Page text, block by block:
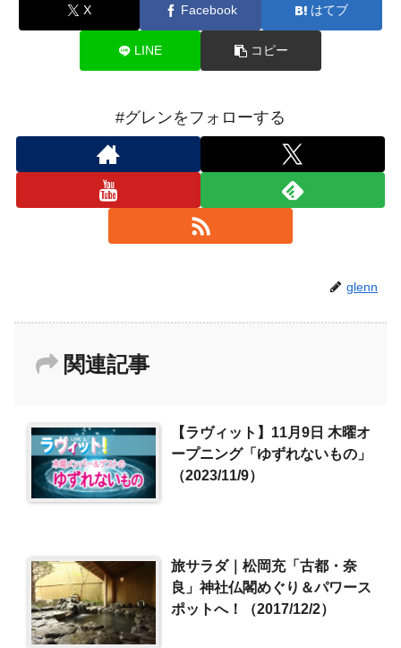
X Facebook はてブ
LINE コピー
#グレンをフォローする
glenn
関連記事
【ラヴィット】11月9日 木曜オ
ープニング「ゆずれないもの」
（2023/11/9）
旅サラダ｜松岡充「古都・奈
良」神社仏閣めぐり＆パワース
ポットへ！（2017/12/2）